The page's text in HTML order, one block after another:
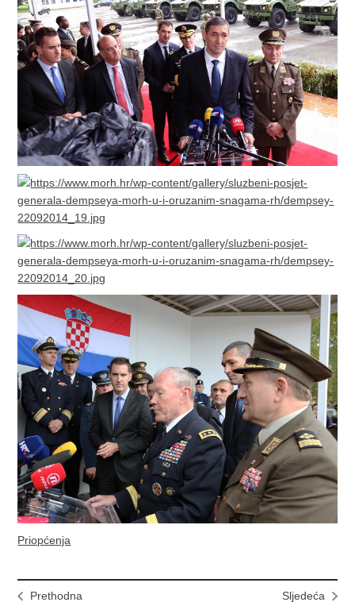
Priopćenja
Prethodna
Sljedeća